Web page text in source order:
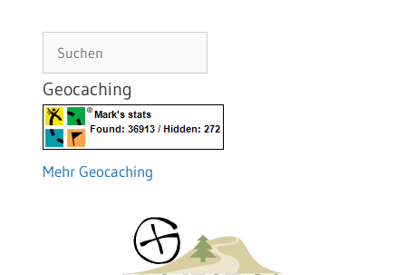
Suchen
Geocaching
Mehr Geocaching